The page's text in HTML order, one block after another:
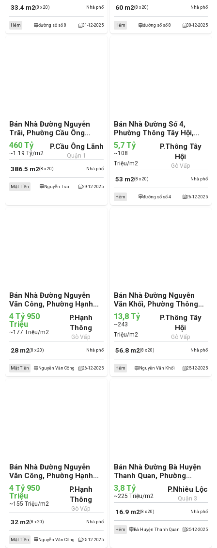
Nhà phố
33.4 m2(8 x 20)
31-12-2025
Hẻm đường số số 8
Nhà phố
60 m2(8 x 20)
30-12-2025
Hẻm đường số số 8
Bán Nhà Đường Nguyễn
Trãi, Phường Cầu Ông
Lãnh, Quận 1 (cũ)
Nhà phố
386.5 m2(8 x 20)
460 Tỷ
~1.19 Tỷ/m2
P.Cầu Ông Lãnh
Quận 1
29-12-2025
Mặt Tiền Nguyễn Trãi
Bán Nhà Đường Số 4,
Phường Thông Tây Hội,
Quận Gò Vấp (cũ)
Nhà phố
53 m2(8 x 20)
5,7 Tỷ
~108
Triệu/m2
P.Thông Tây
Hội
Gò Vấp
26-12-2025
Hẻm đường số số 4
Bán Nhà Đường Nguyễn
Văn Công, Phường Hạnh
Thông, Quận Gò Vấp (cũ)
Nhà phố
28 m2(8 x 20)
4 Tỷ 950
Triệu
~177 Triệu/m2
P.Hạnh
Thông
Gò Vấp
26-12-2025
Mặt Tiền Nguyễn Văn Công
Bán Nhà Đường Nguyễn
Văn Khối, Phường Thông
Tây Hội, Quận Gò Vấp (cũ)
Nhà phố
56.8 m2(8 x 20)
13,8 Tỷ
~243
Triệu/m2
P.Thông Tây
Hội
Gò Vấp
25-12-2025
Hẻm Nguyễn Văn Khối
Bán Nhà Đường Nguyễn
Văn Công, Phường Hạnh
Thông, Quận Gò Vấp (cũ)
Nhà phố
32 m2(8 x 20)
4 Tỷ 950
Triệu
~155 Triệu/m2
P.Hạnh
Thông
Gò Vấp
25-12-2025
Mặt Tiền Nguyễn Văn Công
Bán Nhà Đường Bà Huyện
Thanh Quan, Phường
Nhiêu Lộc, Quận 3 (cũ)
Nhà phố
16.9 m2(8 x 20)
3,8 Tỷ
~225 Triệu/m2
P.Nhiêu Lộc
Quận 3
25-12-2025
Hẻm Bà Huyện Thanh Quan